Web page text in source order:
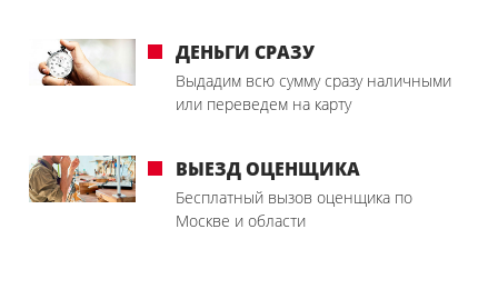
ДЕНЬГИ СРАЗУ
Выдадим всю сумму сразу наличными
или переведем на карту
ВЫЕЗД ОЦЕНЩИКА
Бесплатный вызов оценщика по
Москве и области